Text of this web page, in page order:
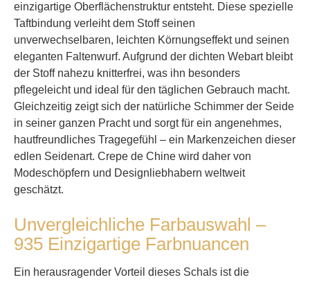
einzigartige Oberflächenstruktur entsteht. Diese spezielle
Taftbindung verleiht dem Stoff seinen
unverwechselbaren, leichten Körnungseffekt und seinen
eleganten Faltenwurf. Aufgrund der dichten Webart bleibt
der Stoff nahezu knitterfrei, was ihn besonders
pflegeleicht und ideal für den täglichen Gebrauch macht.
Gleichzeitig zeigt sich der natürliche Schimmer der Seide
in seiner ganzen Pracht und sorgt für ein angenehmes,
hautfreundliches Tragegefühl – ein Markenzeichen dieser
edlen Seidenart. Crepe de Chine wird daher von
Modeschöpfern und Designliebhabern weltweit
geschätzt.
Unvergleichliche Farbauswahl –
935 Einzigartige Farbnuancen
Ein herausragender Vorteil dieses Schals ist die